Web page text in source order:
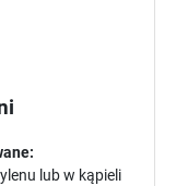
lub w kąpieli